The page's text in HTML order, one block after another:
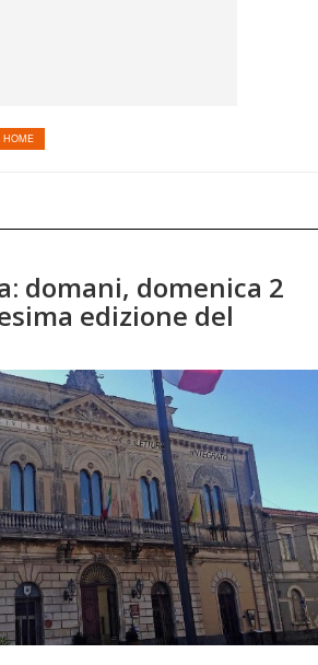
HOME
domani, domenica 2
edizione del